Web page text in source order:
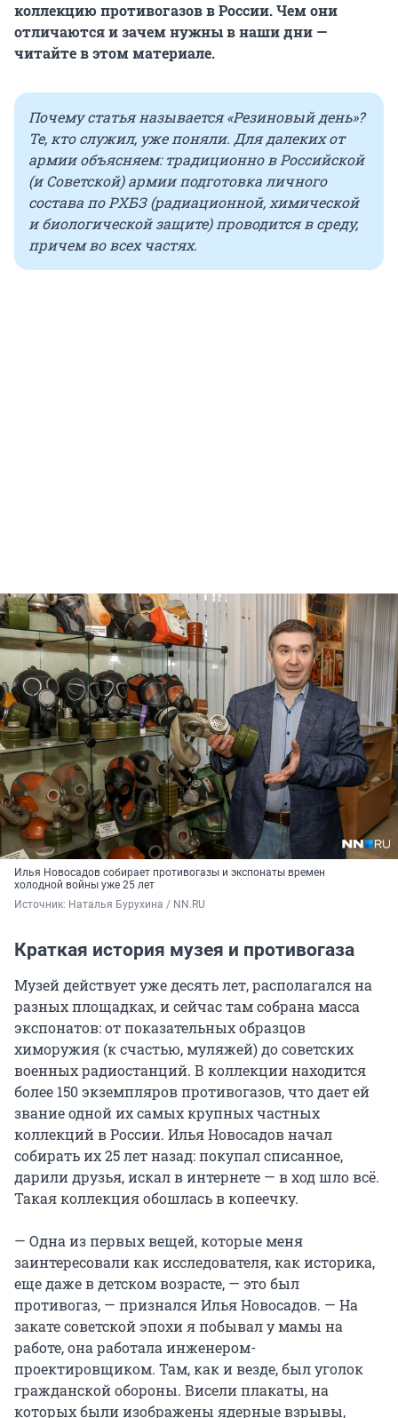
коллекцию противогазов в России. Чем они
отличаются и зачем нужны в наши дни —
читайте в этом материале.
Почему статья называется «Резиновый день»?
Те, кто служил, уже поняли. Для далеких от
армии объясняем: традиционно в Российской
(и Советской) армии подготовка личного
состава по РХБЗ (радиационной, химической
и биологической защите) проводится в среду,
причем во всех частях.
Илья Новосадов собирает противогазы и экспонаты времен
холодной войны уже 25 лет
Источник: Наталья Бурухина / NN.RU
Краткая история музея и противогаза
Музей действует уже десять лет, располагался на
разных площадках, и сейчас там собрана масса
экспонатов: от показательных образцов
химоружия (к счастью, муляжей) до советских
военных радиостанций. В коллекции находится
более 150 экземпляров противогазов, что дает ей
звание одной их самых крупных частных
коллекций в России. Илья Новосадов начал
собирать их 25 лет назад: покупал списанное,
дарили друзья, искал в интернете — в ход шло всё.
Такая коллекция обошлась в копеечку.
— Одна из первых вещей, которые меня
заинтересовали как исследователя, как историка,
еще даже в детском возрасте, — это был
противогаз, — признался Илья Новосадов. — На
закате советской эпохи я побывал у мамы на
работе, она работала инженером-
проектировщиком. Там, как и везде, был уголок
гражданской обороны. Висели плакаты, на
которых были изображены ядерные взрывы,